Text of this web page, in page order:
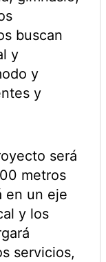
buscan
y
y
y
será
metros
en un eje
y los
servicios,